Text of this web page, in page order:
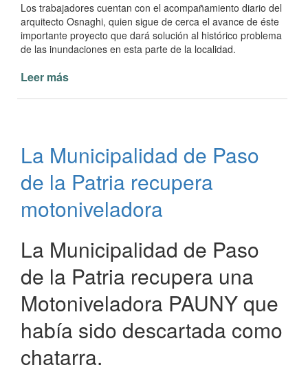
Los trabajadores cuentan con el acompañamiento diario del
arquitecto Osnaghi, quien sigue de cerca el avance de éste
importante proyecto que dará solución al histórico problema
de las inundaciones en esta parte de la localidad.
Leer más
de
desagües
pluviales
La Municipalidad de Paso
de la Patria recupera
motoniveladora
La Municipalidad de Paso
de la Patria recupera una
Motoniveladora PAUNY que
había sido descartada como
chatarra.